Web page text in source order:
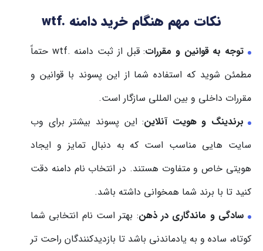
نکات مهم هنگام خرید دامنه .wtf
توجه به قوانین و مقررات
: قبل از ثبت دامنه .wtf حتماً
مطمئن شوید که استفاده شما از این پسوند با قوانین و
مقررات داخلی و بین المللی سازگار است.
برندینگ و هویت آنلاین: این پسوند بیشتر برای وب
سایت هایی مناسب است که به دنبال تمایز و ایجاد
هویتی خاص و متفاوت هستند. در انتخاب نام دامنه دقت
کنید تا با برند شما همخوانی داشته باشد.
سادگی و ماندگاری در ذهن: بهتر است نام انتخابی شما
کوتاه، ساده و به یادماندنی باشد تا بازدیدکنندگان راحت تر